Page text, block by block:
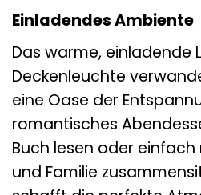
Einladendes Ambiente
Das warme, einladende
Deckenleuchte
eine Oase der
romantisches
Buch lesen oder einfach
und Familie